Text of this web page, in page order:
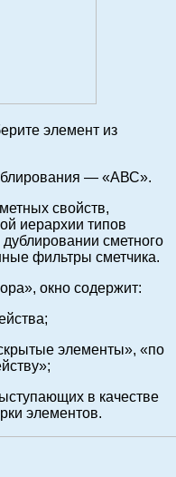
элемент из
— «АВС».
свойств,
иерархии типов
сметного
фильтры сметчика.
окно содержит:
элементы», «по
в качестве
элементов.